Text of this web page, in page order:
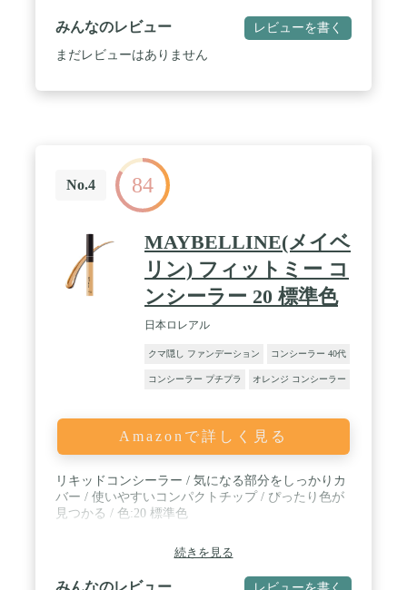
みんなのレビュー レビューを書く
まだレビューはありません
No.4 84
MAYBELLINE(メイベ
リン) フィットミー コ
ンシーラー 20 標準色
日本ロレアル
クマ隠し ファンデーション コンシーラー 40代
コンシーラー プチプラ オレンジ コンシーラー
Amazonで詳しく見る
リキッドコンシーラー / 気になる部分をしっかりカ
バー / 使いやすいコンパクトチップ / ぴったり色が
見つかる / 色:20 標準色
続きを見る
レビューを書く